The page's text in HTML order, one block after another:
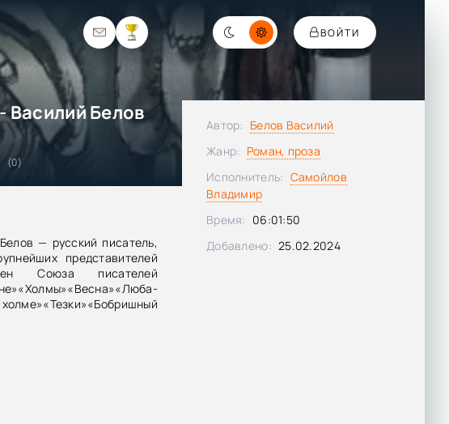
ВОЙТИ
Василий Белов
(0)
— русский писатель,
представителей
Союза писателей
Автор: Белов Василий
Жанр: Роман, проза
Исполнитель: Самойлов
Владимир
Время: 06:01:50
Добавлено: 25.02.2024